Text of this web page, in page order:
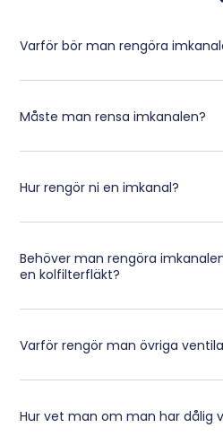
Varför bör man rengöra
Måste man rensa imkanalen?
Hur rengör ni en imkanal?
Behöver man rengöra
en kolfilterfläkt?
Varför rengör man övriga
Hur vet man om man har dålig